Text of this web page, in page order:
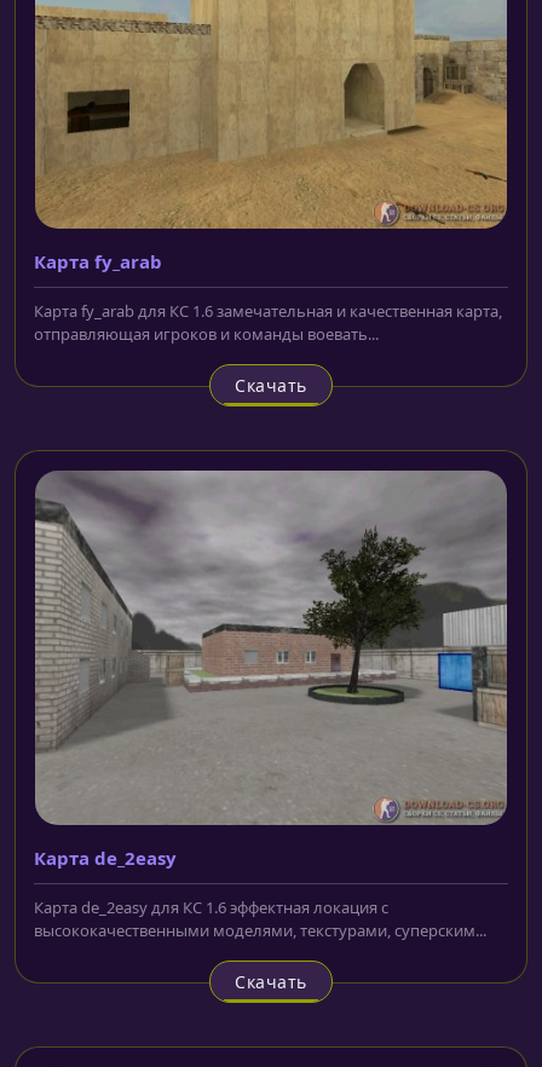
Карта fy_arab
Карта fy_arab для КС 1.6 замечательная и качественная карта,
отправляющая игроков и команды воевать...
Скачать
Карта de_2easy
Карта de_2easy для КС 1.6 эффектная локация с
высококачественными моделями, текстурами, суперским...
Скачать